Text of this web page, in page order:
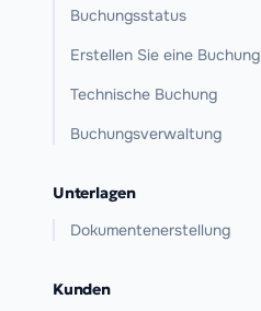
Buchungsstatus
Erstellen Sie eine Buchung
Technische Buchung
Buchungsverwaltung
Unterlagen
Dokumentenerstellung
Kunden